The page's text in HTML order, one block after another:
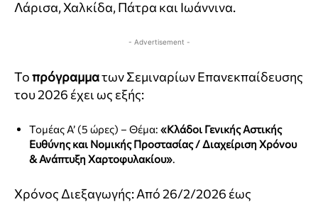
Λάρισα, Χαλκίδα, Πάτρα και Ιωάννινα.
- Advertisement -
Τοπρόγραμματων Σεμιναρίων Επανεκπαίδευσης
του 2026 έχει ως εξής:
Τομέας Α’ (5 ώρες) – Θέμα: «Κλάδοι Γενικής Αστικής
Ευθύνης και Νομικής Προστασίας / Διαχείριση Χρόνου
& Ανάπτυξη Χαρτοφυλακίου».
Χρόνος Διεξαγωγής: Από 26/2/2026 έως